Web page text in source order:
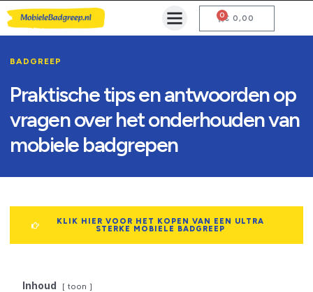
€ 0,00
0
BADGREEP
Praktische tips en antwoorden op
vragen over het onderhouden van
mobiele badgrepen
KLIK HIER VOOR HET KOPEN VAN EEN ULTRA
STERKE MOBIELE BADGREEP
Inhoud toon